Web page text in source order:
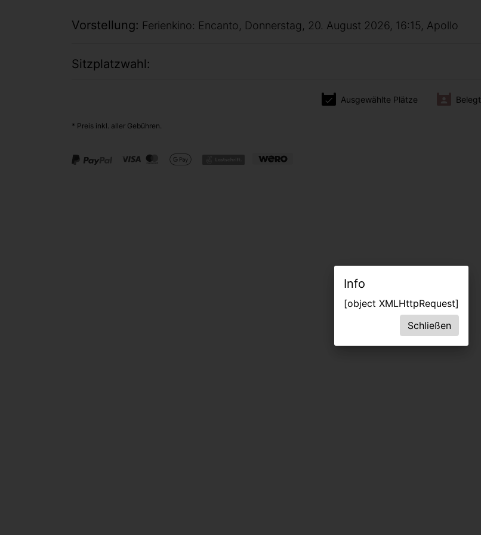
Vorstellung Ferienkino: Encanto, Donnerstag, 20. August 2026, 16:15, Apollo
Sitzplatzwahl
Ausgewählte Plätze Belegt
* Preis inkl. aller Gebühren.
Info
[object XMLHttpRequest]
Schließen